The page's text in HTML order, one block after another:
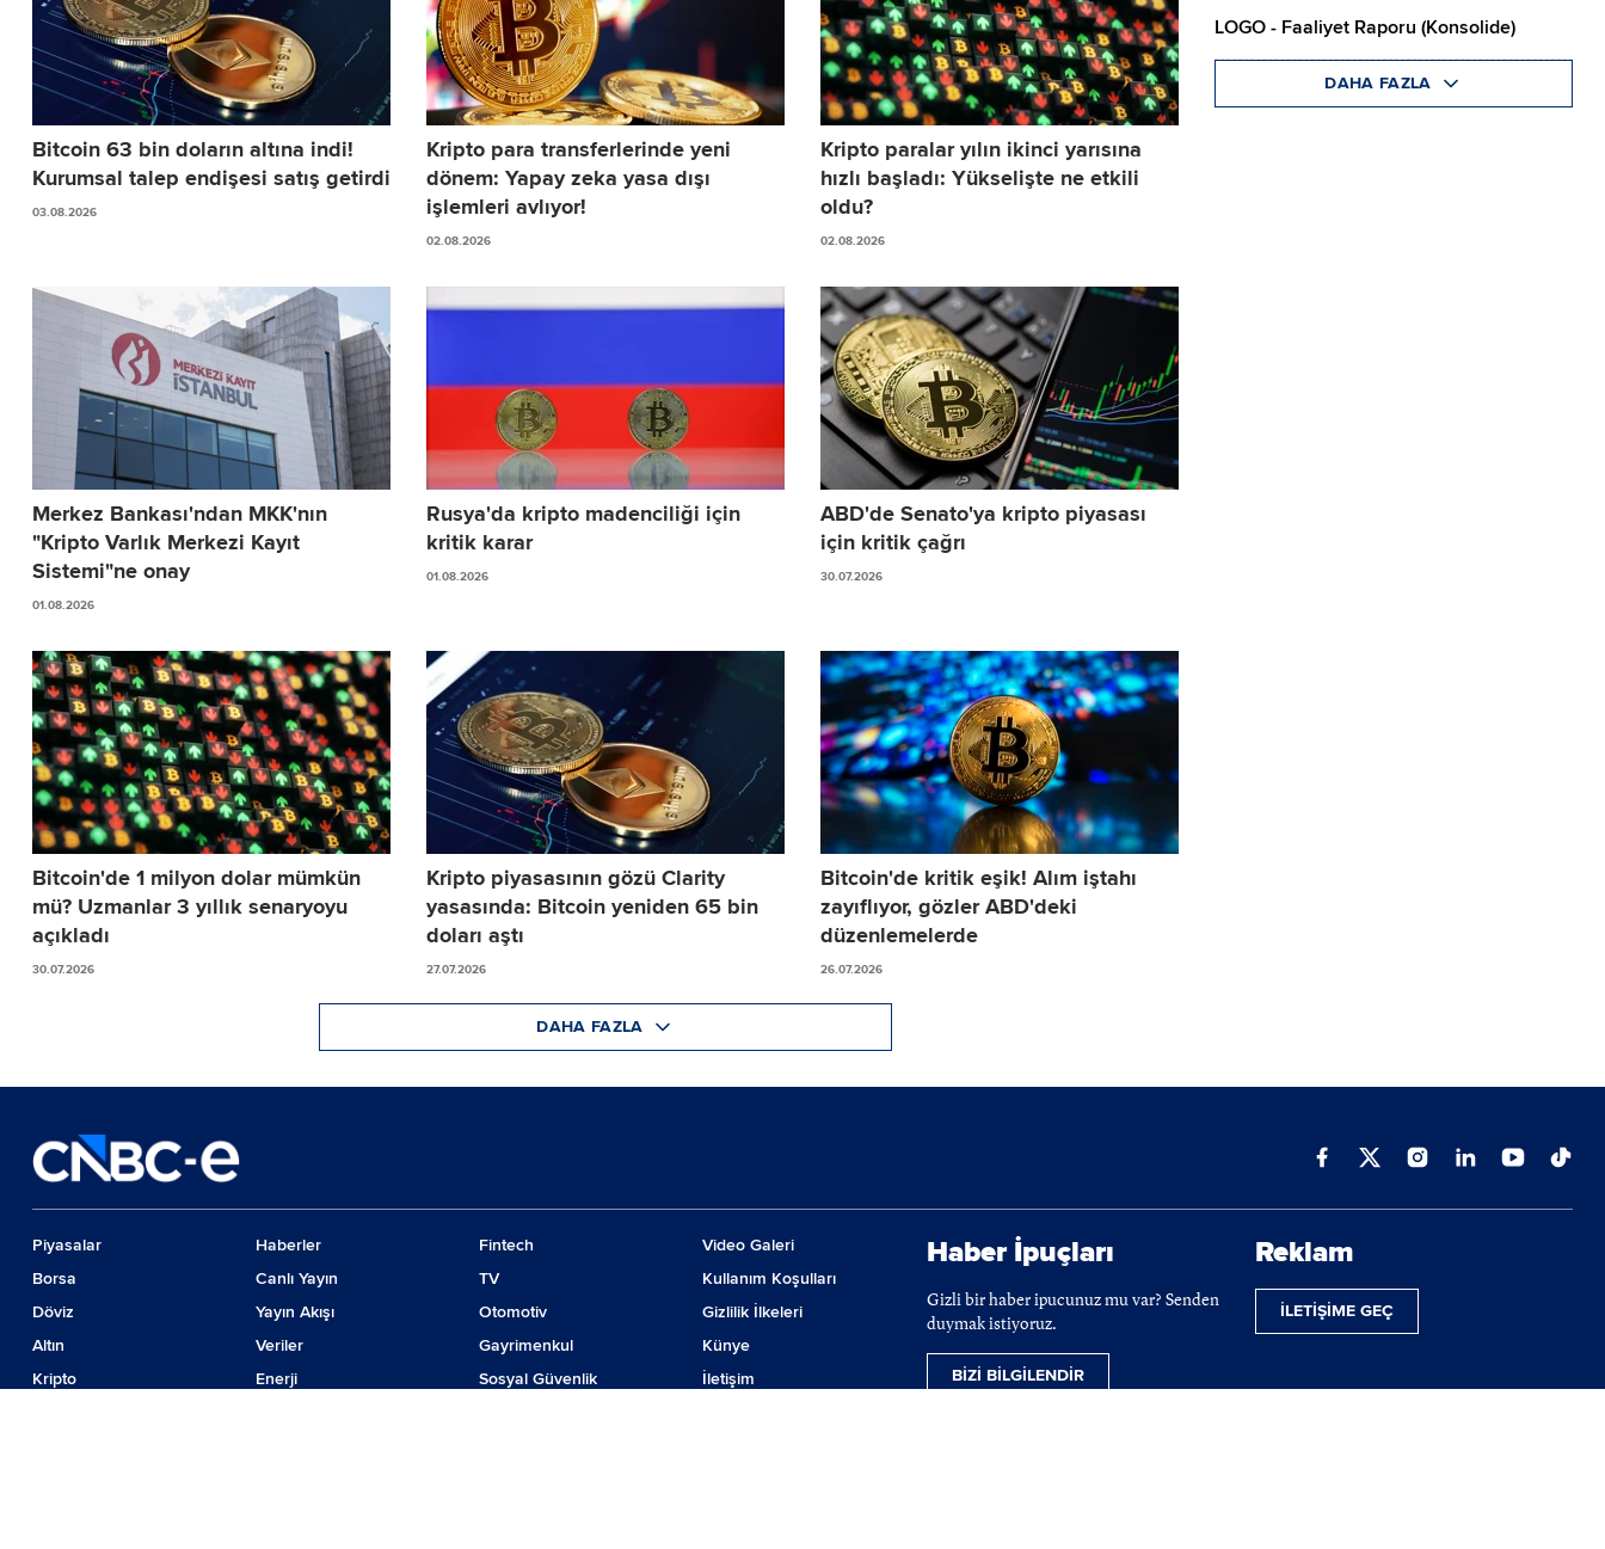
Bitcoin 63 bin doların altına indi!
Kurumsal talep endişesi satış getirdi
03.08.2026
Kripto para transferlerinde yeni
dönem: Yapay zeka yasa dışı
işlemleri avlıyor!
02.08.2026
Kripto paralar yılın ikinci yarısına
hızlı başladı: Yükselişte ne etkili
oldu?
02.08.2026
Merkez Bankası'ndan MKK'nın
"Kripto Varlık Merkezi Kayıt
Sistemi"ne onay
01.08.2026
Rusya'da kripto madenciliği için
kritik karar
01.08.2026
ABD'de Senato'ya kripto piyasası
için kritik çağrı
30.07.2026
Bitcoin'de 1 milyon dolar mümkün
mü? Uzmanlar 3 yıllık senaryoyu
açıkladı
30.07.2026
Kripto piyasasının gözü Clarity
yasasında: Bitcoin yeniden 65 bin
doları aştı
27.07.2026
Bitcoin'de kritik eşik! Alım iştahı
zayıflıyor, gözler ABD'deki
düzenlemelerde
26.07.2026
DAHA FAZLA
LOGO - Faaliyet Raporu (Konsolide)
DAHA FAZLA
Piyasalar
Borsa
Döviz
Altın
Kripto
Haberler
Canlı Yayın
Yayın Akışı
Veriler
Enerji
Fintech
TV
Otomotiv
Gayrimenkul
Sosyal Güvenlik
Video Galeri
Kullanım Koşulları
Gizlilik İlkeleri
Künye
İletişim
Haber İpuçları
Gizli bir haber ipucunuz mu var? Senden
duymak istiyoruz.
BİZİ BİLGİLENDİR
Reklam
İLETİŞİME GEÇ